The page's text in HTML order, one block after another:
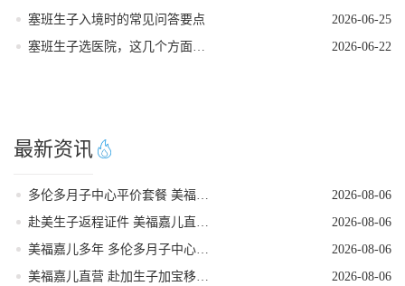
塞班生子入境时的常见问答要点
2026-06-25
2026-06-22
最新资讯
2026-08-06
2026-08-06
2026-08-06
2026-08-06